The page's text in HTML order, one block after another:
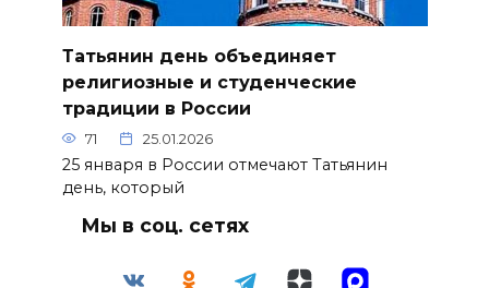
Татьянин день объединяет
религиозные и студенческие
традиции в России
71 25.01.2026
25 января в России отмечают Татьянин
день, который
Мы в соц. сетях